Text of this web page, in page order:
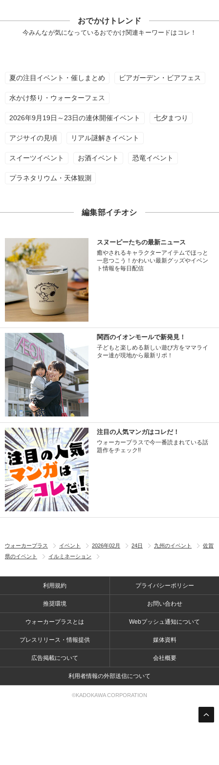
おでかけトレンド
今みんなが気になっているおでかけ関連キーワードはコレ！
夏の注目イベント・催しまとめ ビアガーデン・ビアフェス
水かけ祭り・ウォーターフェス
2026年9月19日～23日の連休開催イベント 七夕まつり
アジサイの見頃 リアル謎解きイベント
スイーツイベント お酒イベント 恐竜イベント
プラネタリウム・天体観測
編集部イチオシ
スヌーピーたちの最新ニュース
癒やされるキャラクターアイテムでほっと
一息つこう！かわいい最新グッズやイベン
ト情報を毎日配信
関西のイオンモールで新発見！
子どもと楽しめる新しい遊び方をママライ
ター達が現地から最新リポ！
注目の人気マンガはコレだ！
ウォーカープラスで今一番読まれている話
題作をチェック!!
ウォーカープラス イベント 2026年02月 24日 九州のイベント
佐賀
県のイベント
イルミネーション
利用規約 プライバシーポリシー
推奨環境 お問い合わせ
ウォーカープラスとは Webプッシュ通知について
プレスリリース・情報提供 媒体資料
広告掲載について 会社概要
利用者情報の外部送信について
©KADOKAWA CORPORATION